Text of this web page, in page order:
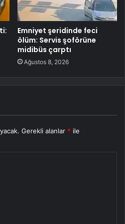
Emniyet şeridinde feci
ölüm: Servis şoförüne
midibüs çarptı
Ağustos 8, 2026
Gerekli alanlar * ile